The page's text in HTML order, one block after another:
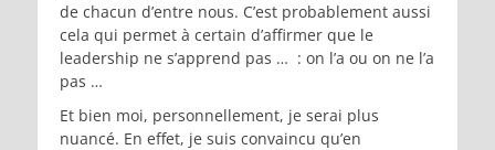
de chacun d’entre nous. C’est probablement aussi
cela qui permet à certain d’affirmer que le
leadership ne s’apprend pas … : on l’a ou on ne l’a
pas …
Et bien moi, personnellement, je serai plus
nuancé. En effet, je suis convaincu qu’en